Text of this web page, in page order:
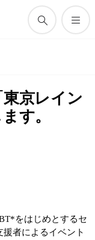
京レイン
す。
をはじめとするセ
者によるイベント